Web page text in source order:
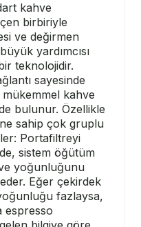
kahve
birbiriyle
ve değirmen
yardımcısı
teknolojidir.
sayesinde
kahve
bulunur. Özellikle
sahip çok gruplu
Portafiltreyi
sistem öğütüm
yoğunluğunu
Eğer çekirdek
fazlaysa,
espresso